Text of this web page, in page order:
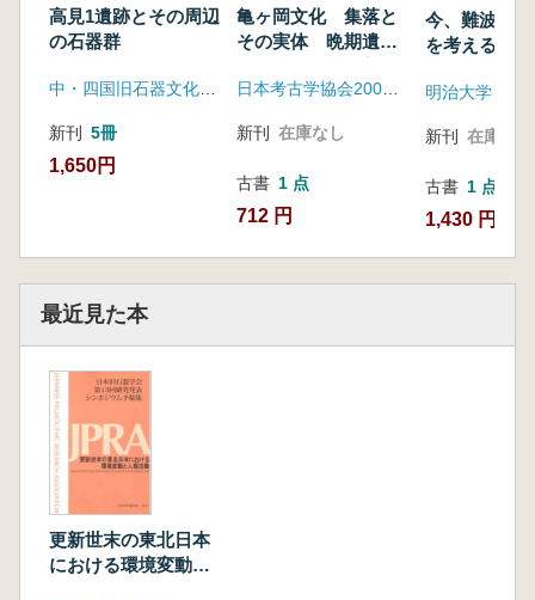
高見1遺跡とその周辺
の石器群
新刊 5冊
1,650円
亀ヶ岡文化 集落と
その実体 晩期遺構
県、山形県、福島
新刊 在庫なし
古書 1 点
712 円
今、難波宮
を考える 資
新刊 在庫なし
古書 1 点
1,430 円
最近見た本
更新世末の東北日本
における環境変動と